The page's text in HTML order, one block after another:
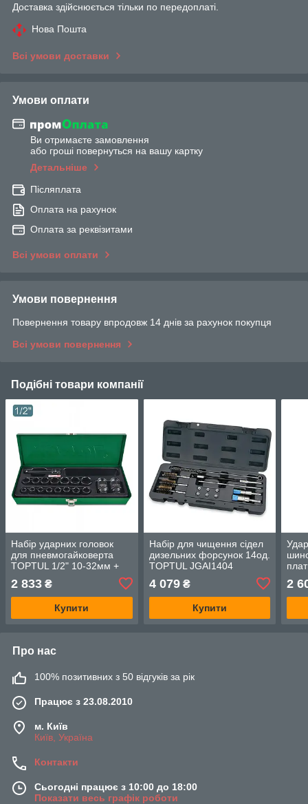
Доставка здійснюється тільки по передоплаті.
Нова Пошта
Всі умови доставки
Умови оплати
Ви отримаєте замовлення
або гроші повернуться на вашу картку
Детальніше
Післяплата
Оплата на рахунок
Оплата за реквізитами
Всі умови оплати
Умови повернення
Повернення товару впродовж 14 днів за рахунок покупця
Всі умови повернення
Подібні товари компанії
Набір ударних головок
для пневмогайковерта
TOPTUL 1/2" 10-32мм +
GCAD1807
2 833 ₴
Купити
Набір для чищення сідел
дизельних форсунок 14од.
TOPTUL JGAI1404
4 079₴
Купити
2
Про нас
100% позитивних з 50 відгуків за рік
Працює з 23.08.2010
м. Київ
Київ, Україна
Контакти
Сьогодні працює з 10:00 до 18:00
Показати весь графік роботи